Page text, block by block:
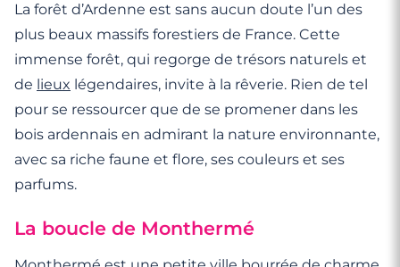
La forêt d’Ardenne est sans aucun doute l’un des
plus beaux massifs forestiers de France. Cette
immense forêt, qui regorge de trésors naturels et
de lieux légendaires, invite à la rêverie. Rien de tel
pour se ressourcer que de se promener dans les
bois ardennais en admirant la nature environnante,
avec sa riche faune et flore, ses couleurs et ses
parfums.
La boucle de Monthermé